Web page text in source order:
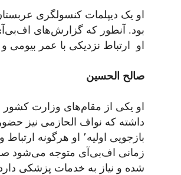
او یک دیپلمات کنسولگری
بود. آنطور که گزارش‌های
او ارتباط نزدیکی با عمر
صالح الحسین
داشته که نواف الحازمی نیز
بازجویی اولیه٬ او
زمانی اف‌بی‌آی متوجه می‌شود
شده و نیاز به خدمات پزشکی